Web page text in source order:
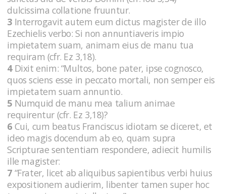
dulcissima collatione fruuntur.
3 Interrogavit autem eum dictus magister de illo
Ezechielis verbo: Si non annuntiaveris impio
impietatem suam, animam eius de manu tua
requiram (cfr. Ez 3,18).
4Dixit enim: “Multos, bone pater, ipse cognosco,
quos sciens esse in peccato mortali, non semper eis
impietatem suam annuntio.
5 Numquid de manu mea talium animae
requirentur (cfr. Ez 3,18)?
6 Cui, cum beatus Franciscus idiotam se diceret, et
ideo magis docendum ab eo, quam supra
Scripturae sententiam respondere, adiecit humilis
ille magister:
7 “Frater, licet ab aliquibus sapientibus verbi huius
expositionem audierim, libenter tamen super hoc